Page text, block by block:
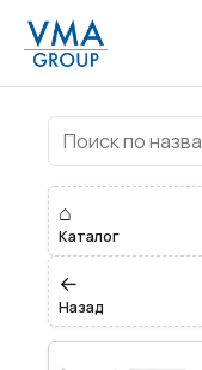
Щиты IT,
⌂
Каталог
←
Назад